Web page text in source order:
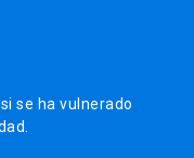
se ha vulnerado